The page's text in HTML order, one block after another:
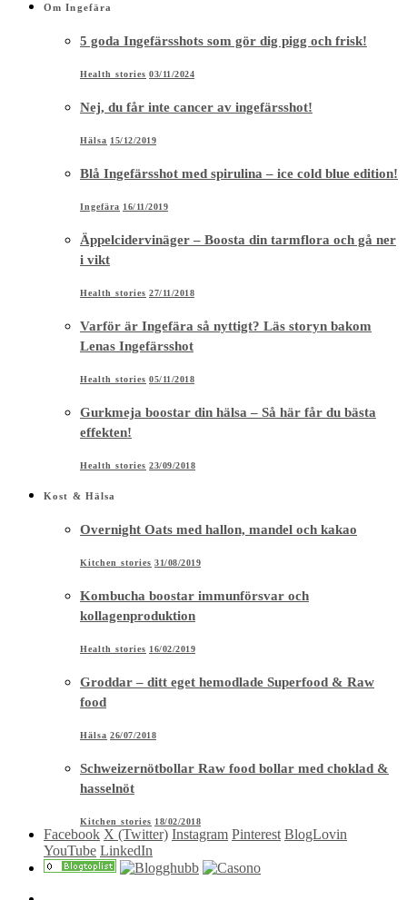
Om Ingefära
5 goda Ingefärsshots som gör dig pigg och frisk!
Health stories 03/11/2024
Nej, du får inte cancer av ingefärsshot!
Hälsa 15/12/2019
Blå Ingefärsshot med spirulina – ice cold blue edition!
Ingefära 16/11/2019
Äppelcidervinäger – Boosta din tarmflora och gå ner
i vikt
Health stories 27/11/2018
Varför är Ingefära så nyttigt? Läs storyn bakom
Lenas Ingefärsshot
Health stories 05/11/2018
Gurkmeja boostar din hälsa – Så här får du bästa
effekten!
Health stories 23/09/2018
Kost & Hälsa
Overnight Oats med hallon, mandel och kakao
Kitchen stories 31/08/2019
Kombucha boostar immunförsvar och
kollagenproduktion
Health stories 16/02/2019
Groddar – ditt eget hemodlade Superfood & Raw
food
Hälsa 26/07/2018
Schweizernötbollar Raw food bollar med choklad &
hasselnöt
Kitchen stories 18/02/2018
Facebook X (Twitter) Instagram Pinterest BlogLovin
YouTube LinkedIn